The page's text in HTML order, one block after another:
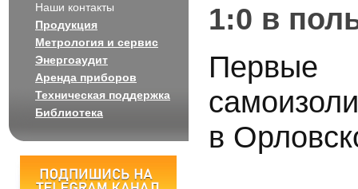
Наши контакты
Продукция
Метрология и сервис
Энергоаудит
Аренда приборов
Техническая поддержка
Библиотека
1:0 в
Первые
в